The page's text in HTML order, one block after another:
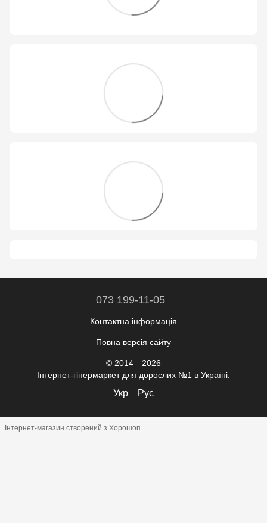
073 199-11-05
Контактна інформація
Повна версія сайту
© 2014—2026
Інтернет-гіпермаркет для дорослих №1 в Україні.
Укр Рус
Інтернет-магазин створений з Хорошоп